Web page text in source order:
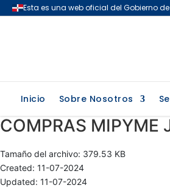
Inicio Sobre Nosotros
COMPRAS MIPYME
Tamaño del archivo: 379.53 KB
Created: 11-07-2024
Updated: 11-07-2024